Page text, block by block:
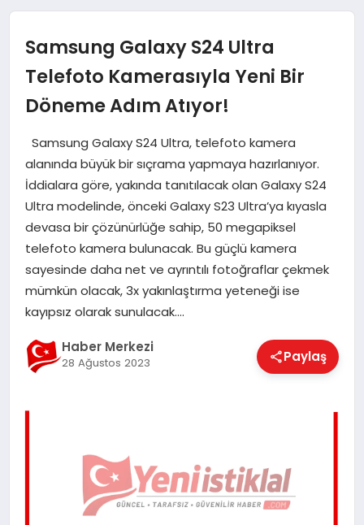
DÜNYA
EĞITIM
EKONOMI
MAGAZIN
SAĞLIK
SPOR
TEKNOLOJI
Samsung Galaxy S24 Ultra
Telefoto Kamerasıyla Yeni Bir
Döneme Adım Atıyor!
Samsung Galaxy S24 Ultra, telefoto kamera
alanında büyük bir sıçrama yapmaya hazırlanıyor.
İddialara göre, yakında tanıtılacak olan Galaxy S24
Ultra modelinde, önceki Galaxy S23 Ultra’ya kıyasla
devasa bir çözünürlüğe sahip, 50 megapiksel
telefoto kamera bulunacak. Bu güçlü kamera
sayesinde daha net ve ayrıntılı fotoğraflar çekmek
mümkün olacak, 3x yakınlaştırma yeteneği ise
kayıpsız olarak sunulacak….
Haber Merkezi
28 Ağustos 2023 Paylaş